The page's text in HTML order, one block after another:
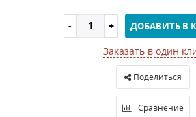
ДОБАВИТЬ В
Заказать в один
Поделиться
Сравнение